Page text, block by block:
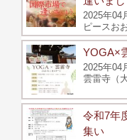
2025年04
ピースお
YOGA×
2025年04
雲雷寺（
令和7年
集い